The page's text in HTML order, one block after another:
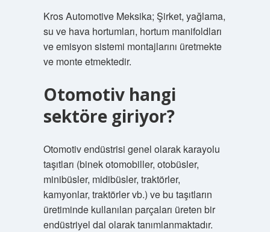
Kros Automotive Meksika; Şirket, yağlama,
su ve hava hortumları, hortum manifoldları
ve emisyon sistemi montajlarını üretmekte
ve monte etmektedir.
Otomotiv hangi
sektöre giriyor?
Otomotiv endüstrisi genel olarak karayolu
taşıtları (binek otomobiller, otobüsler,
minibüsler, midibüsler, traktörler,
kamyonlar, traktörler vb.) ve bu taşıtların
üretiminde kullanılan parçaları üreten bir
endüstriyel dal olarak tanımlanmaktadır.